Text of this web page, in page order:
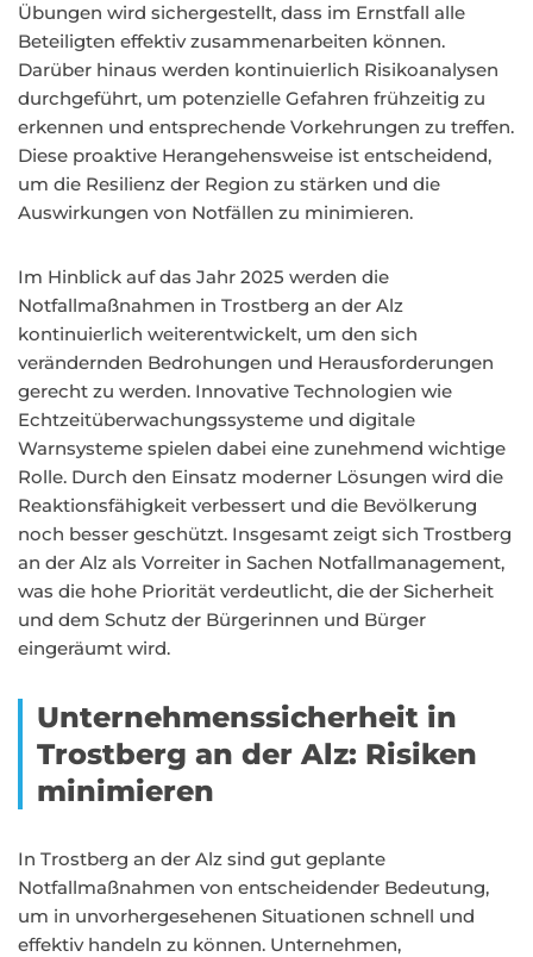
Übungen wird sichergestellt, dass im Ernstfall alle
Beteiligten effektiv zusammenarbeiten können.
Darüber hinaus werden kontinuierlich Risikoanalysen
durchgeführt, um potenzielle Gefahren frühzeitig zu
erkennen und entsprechende Vorkehrungen zu treffen.
Diese proaktive Herangehensweise ist entscheidend,
um die Resilienz der Region zu stärken und die
Auswirkungen von Notfällen zu minimieren.
Im Hinblick auf das Jahr 2025 werden die
Notfallmaßnahmen in Trostberg an der Alz
kontinuierlich weiterentwickelt, um den sich
verändernden Bedrohungen und Herausforderungen
gerecht zu werden. Innovative Technologien wie
Echtzeitüberwachungssysteme und digitale
Warnsysteme spielen dabei eine zunehmend wichtige
Rolle. Durch den Einsatz moderner Lösungen wird die
Reaktionsfähigkeit verbessert und die Bevölkerung
noch besser geschützt. Insgesamt zeigt sich Trostberg
an der Alz als Vorreiter in Sachen Notfallmanagement,
was die hohe Priorität verdeutlicht, die der Sicherheit
und dem Schutz der Bürgerinnen und Bürger
eingeräumt wird.
Unternehmenssicherheit in
Trostberg an der Alz: Risiken
minimieren
In Trostberg an der Alz sind gut geplante
Notfallmaßnahmen von entscheidender Bedeutung,
um in unvorhergesehenen Situationen schnell und
effektiv handeln zu können. Unternehmen,